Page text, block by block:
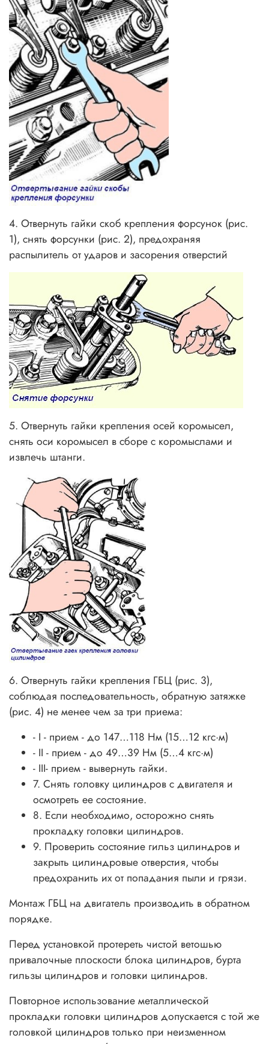
4. Отвернуть гайки скоб крепления форсунок (рис.
1), снять форсунки (рис. 2), предохраняя
распылитель от ударов и засорения отверстий
5. Отвернуть гайки крепления осей коромысел,
снять оси коромысел в сборе с коромыслами и
извлечь штанги.
6. Отвернуть гайки крепления ГБЦ (рис. 3),
соблюдая последовательность, обратную затяжке
(рис. 4) не менее чем за три приема:
- I - прием - до 147…118 Нм (15…12 кгс·м)
- II - прием - до 49…39 Нм (5…4 кгс·м)
- III- прием - вывернуть гайки.
7. Снять головку цилиндров с двигателя и
осмотреть ее состояние.
8. Если необходимо, осторожно снять
прокладку головки цилиндров.
9. Проверить состояние гильз цилиндров и
закрыть цилиндровые отверстия, чтобы
предохранить их от попадания пыли и грязи.
Монтаж ГБЦ на двигатель производить в обратном
порядке.
Перед установкой протереть чистой ветошью
привалочные плоскости блока цилиндров, бурта
гильзы цилиндров и головки цилиндров.
Повторное использование металлической
прокладки головки цилиндров допускается с той же
головкой цилиндров только при неизменном